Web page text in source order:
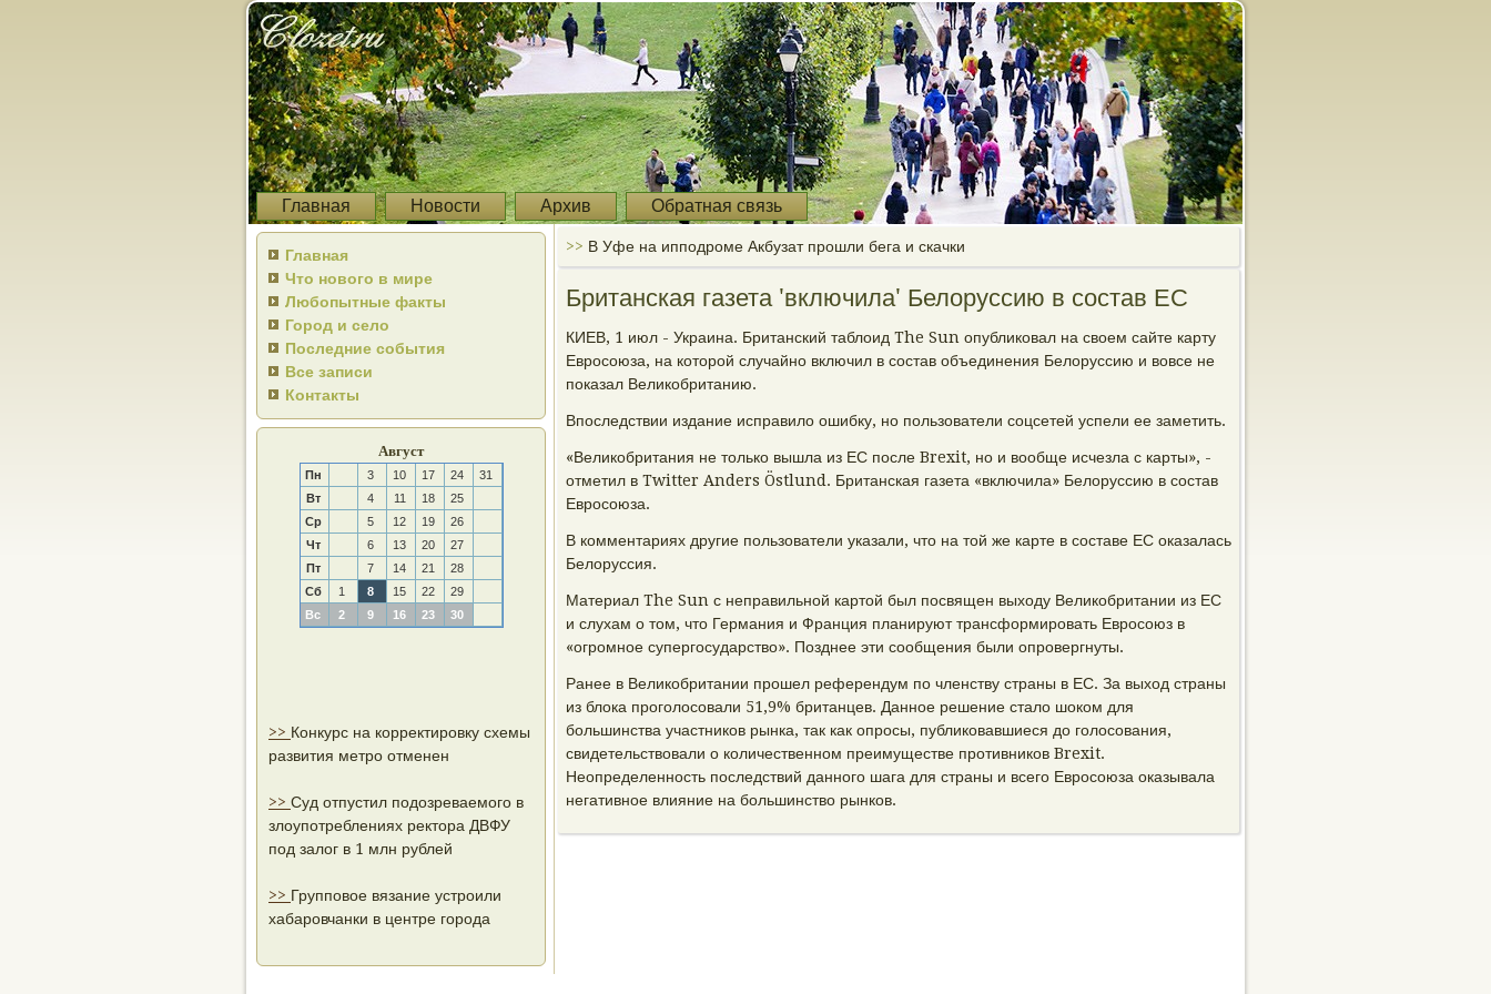
Главная Новости Архив Обратная связь
Главная
Что нового в мире
Любопытные факты
Город и село
Последние события
Все записи
Контакты
Август
Пн 3 10 17 24
31
Вт
4 11 18
25
Ср
5 12 19
26
Чт
6 13 20
27
Пт
7 14 21
28
Сб
1 8 15 22
29
Вс
2 9 16 23 30
>> Конкурс на корректировку схемы
развития метро отменен
>> Суд отпустил подозреваемого в
злоупотреблениях ректора ДВФУ
под залог в 1 млн рублей
>> Групповое вязание устроили
хабаровчанки в центре города
>> В Уфе на ипподроме Акбузат прошли бега и скачки
Британская газета 'включила' Белоруссию в состав ЕС
КИЕВ, 1 июл - Украина. Британский таблоид The Sun опубликовал на своем сайте карту
Евросоюза, на которой случайно включил в состав объединения Белоруссию и вовсе не
показал Великобританию.
Впоследствии издание исправило ошибку, но пользователи соцсетей успели ее заметить.
«Великобритания не только вышла из ЕС после Brexit, но и вообще исчезла с карты», -
отметил в Twitter Anders Östlund. Британская газета «включила» Белоруссию в состав
Евросоюза.
В комментариях другие пользователи указали, что на той же карте в составе ЕС оказалась
Белоруссия.
Материал The Sun с неправильной картой был посвящен выходу Великобритании из ЕС
и слухам о том, что Германия и Франция планируют трансформировать Евросоюз в
«огромное супергосударство». Позднее эти сообщения были опровергнуты.
Ранее в Великобритании прошел референдум по членству страны в ЕС. За выход страны
из блока проголосовали 51,9% британцев. Данное решение стало шоком для
большинства участников рынка, так как опросы, публиковавшиеся до голосования,
свидетельствовали о количественном преимуществе противников Brexit.
Неопределенность последствий данного шага для страны и всего Евросоюза оказывала
негативное влияние на большинство рынков.